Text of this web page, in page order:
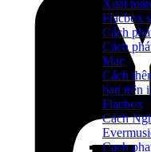
Xuất
Flacbox
Cách
Cách
Mac
Cách
bạn trên
Flacbox
Cách
Cach